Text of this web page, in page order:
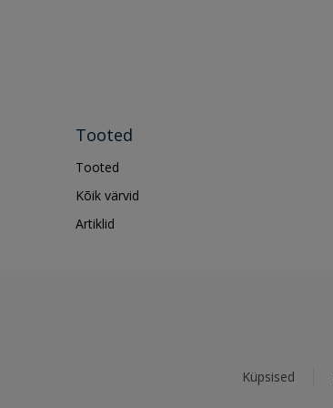
Tooted
Tooted
Kõik värvid
Artiklid
Küpsised